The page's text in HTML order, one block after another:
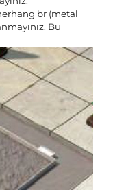
br (metal
Bu